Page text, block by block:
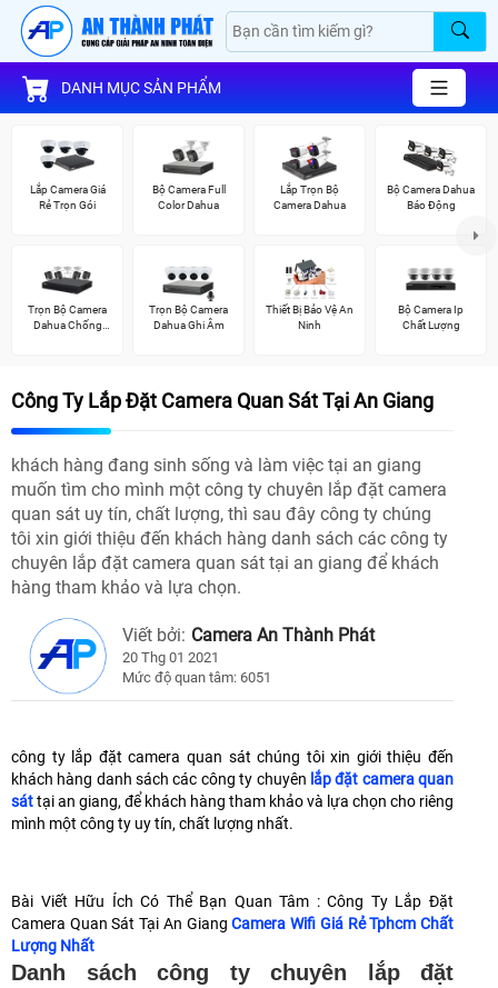
DANH MỤC SẢN PHẨM
Lắp Camera Giá
Rẻ Trọn Gói
Bộ Camera Full
Color Dahua
Lắp Trọn Bộ
Camera Dahua
Bộ Camera Dahua
Báo Động
Trọn Bộ Camera
Dahua Chống
Trọn Bộ Camera
Dahua Ghi Âm
Thiết Bị Bảo Vệ An
Ninh
Bộ Camera Ip
Chất Lượng
Công Ty Lắp Đặt Camera Quan Sát Tại An Giang
khách hàng đang sinh sống và làm việc tại an giang
muốn tìm cho mình một công ty chuyên lắp đặt camera
quan sát uy tín, chất lượng, thì sau đây công ty chúng
tôi xin giới thiệu đến khách hàng danh sách các công ty
chuyên lắp đặt camera quan sát tại an giang để khách
hàng tham khảo và lựa chọn.
Viết bởi: Camera An Thành Phát
20 Thg 01 2021
Mức độ quan tâm: 6051
công ty lắp đặt camera quan sát chúng tôi xin giới thiệu đến
khách hàng danh sách các công ty chuyên lắp đặt camera quan
sáttại an giang, để khách hàng tham khảo và lựa chọn cho riêng
mình một công ty uy tín, chất lượng nhất.
Bài Viết Hữu Ích Có Thể Bạn Quan Tâm : Công Ty Lắp Đặt
Camera Quan Sát Tại An GiangCamera Wifi Giá Rẻ Tphcm Chất
Lượng Nhất
Danh sách công ty chuyên lắp đặt